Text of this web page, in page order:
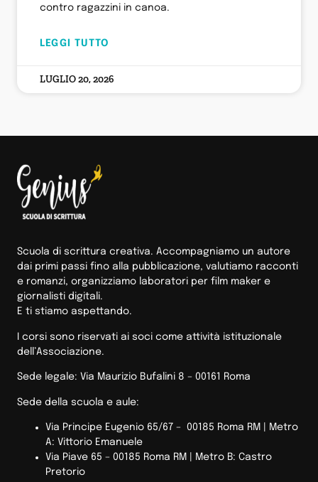
contro ragazzini in canoa.
LEGGI TUTTO
LUGLIO 20, 2026
Scuola di scrittura creativa. Accompagniamo un autore
dai primi passi fino alla pubblicazione, valutiamo racconti
e romanzi, organizziamo laboratori per film maker e
giornalisti digitali.
E ti stiamo aspettando.
I corsi sono riservati ai soci come attività istituzionale
dell’Associazione.
Sede legale: Via Maurizio Bufalini 8 – 00161 Roma
Sede della scuola e aule:
Via Principe Eugenio 65/67 – 00185 Roma RM |
Metro
A: Vittorio Emanuele
Via Piave 65 – 00185 Roma RM | Metro B: Castro
Pretorio